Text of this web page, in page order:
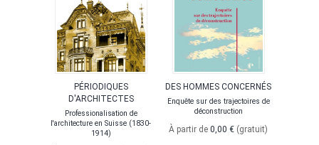
PÉRIODIQUES
D'ARCHITECTES
Professionalisation de
l'architecture en Suisse (1830-
1914)
DES HOMMES CONCERNÉS
Enquête sur des trajectoires de
déconstruction
À partir de 0,00 € (gratuit)